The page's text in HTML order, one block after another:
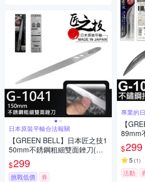
日本原裝平輸合法報關
【GREEN BELL】日本匠之技1
50mm不銹鋼粗細雙面銼刀(兩
用指甲銼刀 指緣銼刀 磨甲刀/G
-1041)
$299
挑戰低價 券
專業的
【
89mm
1)
$299
5 (1)
活動